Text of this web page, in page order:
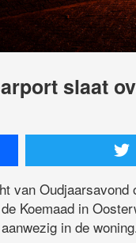
slaat
van
Koemaad in
in de